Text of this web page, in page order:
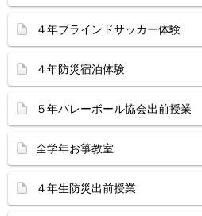
４年ブラインドサッカー体験
４年防災宿泊体験
５年バレーボール協会出前授業
全学年お箏教室
４年生防災出前授業